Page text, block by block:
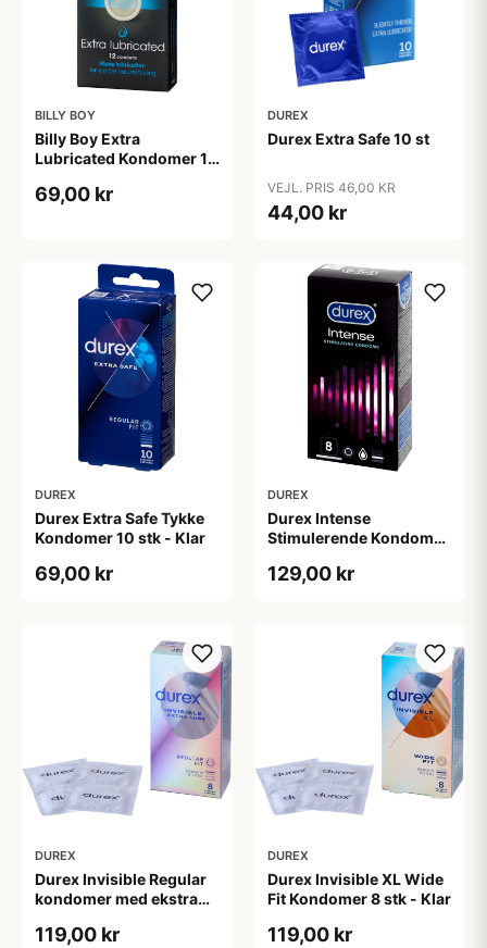
BILLY BOY
Billy Boy Extra
Lubricated Kondomer 12
69,00 kr
DUREX
Durex Extra Safe 10 st
VEJL. PRIS 46,00 KR
44,00 kr
DUREX
Durex Extra Safe Tykke
Kondomer 10 stk - Klar
69,00 kr
DUREX
Durex Intense
Stimulerende Kondomer
129,00 kr
DUREX
Durex Invisible Regular
kondomer med ekstra
119,00 kr
DUREX
Durex Invisible XL Wide
Fit Kondomer 8 stk - Klar
119,00 kr